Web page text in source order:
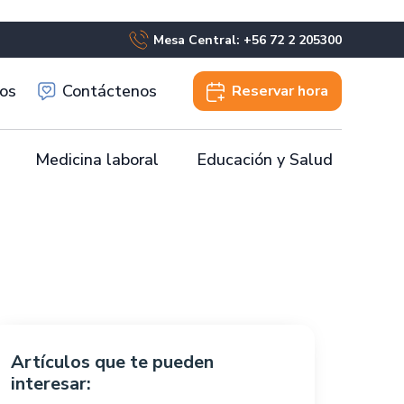
Mesa Central: +56 72 2 205300
Contáctenos Reservar hora
Medicina laboral Educación y Salud
Artículos que te pueden
interesar: